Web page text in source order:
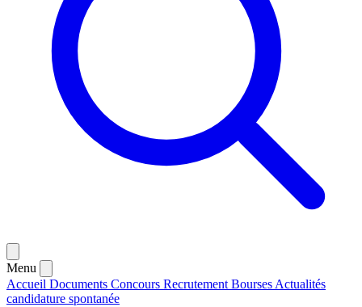
Menu
Accueil Documents Concours Recrutement Bourses Actualités
candidature spontanée